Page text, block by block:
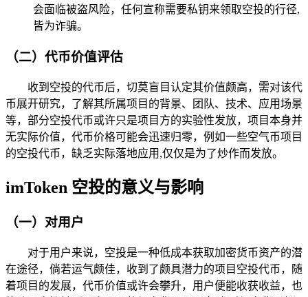
会面临被盗风险，任何宣称需要私钥来领取空投的行径,
皆为诈骗。
（二）代币价值评估
收到空投的代币后，切莫盲目认定其价值颇高，需对该代
币展开研究，了解其所属项目的背景、团队、技术、应用场景
等，部分空投代币或许只是项目方的实验性发放，项目本身并
无实际价值，代币价格可能会迅速归零，例如一些空气币项目
的空投代币，缺乏实际落地应用,仅仅是为了炒作而发放。
imToken 空投的意义与影响
（一）对用户
对于用户来说，空投是一种低成本获取加密货币资产的潜
在途径，倘若运气颇佳，收到了颇具潜力的项目空投代币，随
着项目的发展，代币价值或许会攀升，用户便能收获收益，也